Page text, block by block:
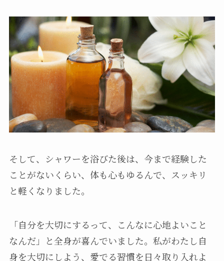
そして、シャワーを浴びた後は、今まで経験した
ことがないくらい、体も心もゆるんで、スッキリ
と軽くなりました。
「自分を大切にするって、こんなに心地よいこと
なんだ」と全身が喜んでいました。私がわたし自
身を大切にしよう、愛でる習慣を日々取り入れよ